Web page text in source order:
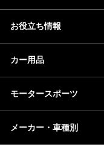
お役立ち情報
カー用品
モータースポーツ
メーカー・車種別